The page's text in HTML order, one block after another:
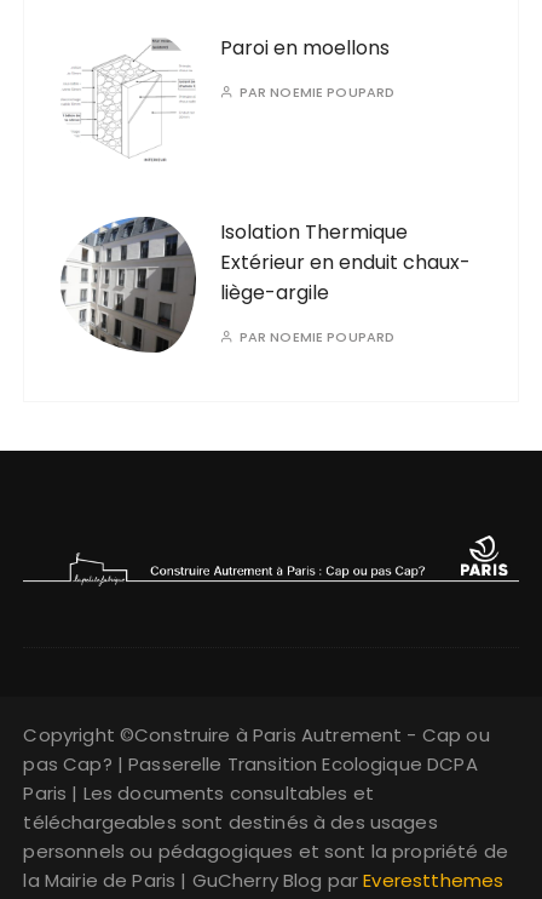
Paroi en moellons
PARNOEMIE POUPARD
Isolation Thermique
Extérieur en enduit chaux-
liège-argile
PARNOEMIE POUPARD
Copyright ©Construire à Paris Autrement - Cap ou
pas Cap? | Passerelle Transition Ecologique DCPA
Paris | Les documents consultables et
téléchargeables sont destinés à des usages
personnels ou pédagogiques et sont la propriété de
la Mairie de Paris | GuCherry Blog parEverestthemes